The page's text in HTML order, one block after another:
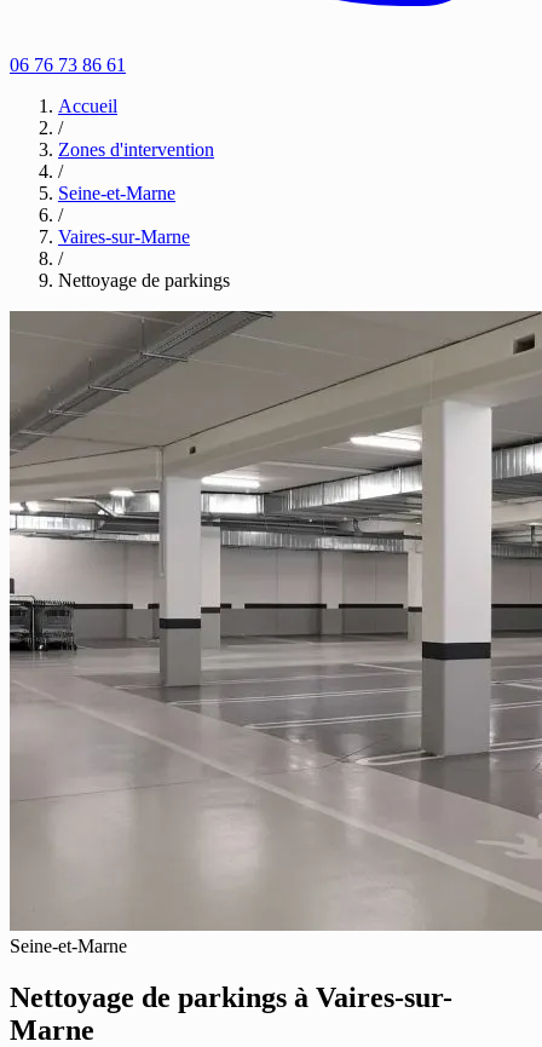
06 76 73 86 61
Accueil
/
Zones d'intervention
/
Seine-et-Marne
/
Vaires-sur-Marne
/
Nettoyage de parkings
Seine-et-Marne
Nettoyage de parkings à Vaires-sur-
Marne